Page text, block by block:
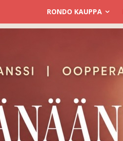
RONDO KAUPPA